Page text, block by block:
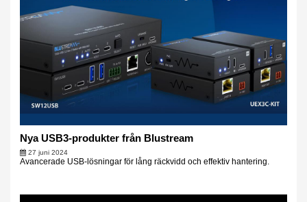
Nya USB3-produkter från Blustream
27 juni 2024
Avancerade USB-lösningar för lång räckvidd och effektiv hantering.